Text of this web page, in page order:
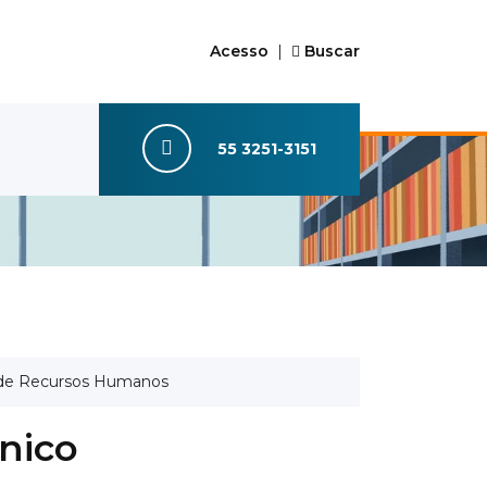
Acesso | Buscar
55 3251-3151
Recursos Humanos